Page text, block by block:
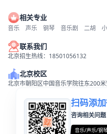
相关专业
音乐 声乐 钢琴 音乐剧 二胡
联系我们
北京招生热线：18501056132
北京校区
北京市朝阳区中国音乐学院往东200米
扫码添
咨询相关问题
音乐/声乐/钢